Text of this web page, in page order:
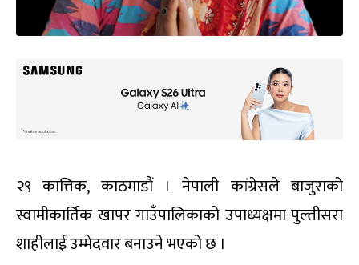
२९ कात्तिक, काठमाडौं । नेपाली कांग्रेसले बाजुराको
स्वामीकार्तिक खापर गाउँपालिकाको उपाध्यक्षमा पुल्तीसरा
शाहीलाई उम्मेदवार बनाउने भएको छ ।